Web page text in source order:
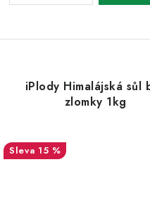
iPlody Himalájská sůl
zlomky 1kg
15 %